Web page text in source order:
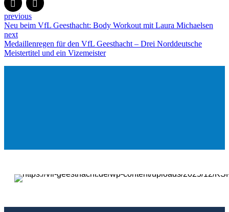
previous
Neu beim VfL Geesthacht: Body Workout mit Laura Michaelsen
next
Medaillenregen für den VfL Geesthacht – Drei Norddeutsche
Meistertitel und ein Vizemeister